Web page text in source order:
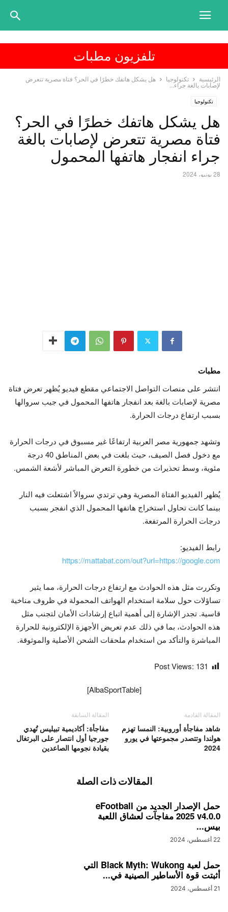
تلفزيون مطبات
الرئيسية تكنولوجيا
هل يشكل هاتفك خطرًا في الحر؟ فتاة مصرية تتعرض
لإصابات بالغة جراء...
تكنولوجيا
هل يشكل هاتفك خطرًا في الحر؟
فتاة مصرية تتعرض لإصابات بالغة
جراء انفجار هاتفها المحمول
28 يونيو، 2024
مطبات
انتشر على منصات التواصل الاجتماعي مقطع فيديو يُظهر تعرض فتاة
مصرية لإصابات بالغة بعد انفجار هاتفها المحمول في جيب سروالها
بسبب ارتفاع درجات الحرارة.
وتشهد جمهورية مصر العربية ارتفاعًا غير مسبوق في درجات الحرارة
مع دخول فصل الصيف، حيث بلغت في بعض المناطق 40 درجة
مئوية، وسط تحذيرات من خطورة التعرض المباشر لأشعة الشمس.
يُظهر الفيديو الفتاة المصرية وهي ترتدي سروالاً اشتعلت فيه النار
بينما كانت تحاول استخراج هاتفها المحمول الذي انفجر بسبب
درجات الحرارة المرتفعة.
رابط الفيديو:
https://mattabat.com/out?url=https://google.com
وتكررت مثل هذه الحوادث مع ارتفاع درجات الحرارة، مما يثير
تساؤلات حول سلامة استخدام الهواتف المحمولة في ظروف مناخية
قاسية. تجدر الإشارة إلى أهمية اتباع إرشادات الأمان لتجنب مثل
هذه الحوادث، بما في ذلك عدم تعريض الأجهزة الإلكترونية للحرارة
المباشرة والتأكد من استخدام ملحقات الشحن الأصلية والموثوقة.
Post Views: 131
[AlbaSportTable]
المقالة السابقة
مفاجأة: أكاديمية تبيليس تُهدي
جورجيا أول انتصار على البرتغال
بقيادة نجومها الصاعدين
المقالة القادمة
شاهد مفاجأة أوروبية: النمسا تهزم
هولندا وتتصدر مجموعتها في يورو
2024
المقالات ذات الصلة
حمل الإصدار الجديد من eFootball
2025 v4.0.0 مفاجآت لعشاق اللعبة
بيس...
22 أغسطس، 2024
حمل لعبة Black Myth: Wukong التي
أثبتت قوة الأساطير الصينية في...
21 أغسطس، 2024